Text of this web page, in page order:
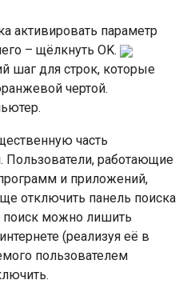
активировать параметр
– щёлкнуть OK.
шаг для строк, которые
чертой.
часть
Пользователи, работающие
и приложений,
отключить панель поиска
поиск можно лишить
(реализуя её в
пользователем